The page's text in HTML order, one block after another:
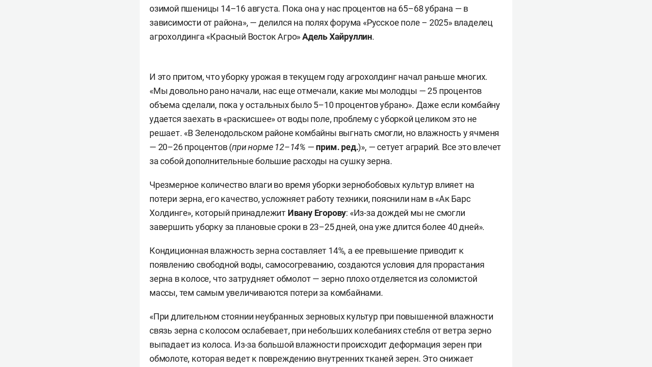
озимой пшеницы 14–16 августа. Пока она у нас процентов на 65–68 убрана — в
зависимости от района», — делился на полях форума «Русское поле – 2025» владелец
агрохолдинга «Красный Восток Агро»Адель Хайруллин.
И это притом, что уборку урожая в текущем году агрохолдинг начал раньше многих.
«Мы довольно рано начали, нас еще отмечали, какие мы молодцы — 25 процентов
объема сделали, пока у остальных было 5–10 процентов убрано». Даже если комбайну
удается заехать в «раскисшее» от воды поле, проблему с уборкой целиком это не
решает. «В Зеленодольском районе комбайны выгнать смогли, но влажность у ячменя
— 20–26 процентов (при норме 12–14% — прим. ред.)», — сетует аграрий. Все это влечет
за собой дополнительные большие расходы на сушку зерна.
Чрезмерное количество влаги во время уборки зернобобовых культур влияет на
потери зерна, его качество, усложняет работу техники, пояснили нам в «Ак Барс
Холдинге», который принадлежит Ивану Егорову: «Из-за дождей мы не смогли
завершить уборку за плановые сроки в 23–25 дней, она уже длится более 40 дней».
Кондиционная влажность зерна составляет 14%, а ее превышение приводит к
появлению свободной воды, самосогреванию, создаются условия для прорастания
зерна в колосе, что затрудняет обмолот — зерно плохо отделяется из соломистой
массы, тем самым увеличиваются потери за комбайнами.
«При длительном стоянии неубранных зерновых культур при повышенной влажности
связь зерна с колосом ослабевает, при небольших колебаниях стебля от ветра зерно
выпадает из колоса. Из-за большой влажности происходит деформация зерен при
обмолоте, которая ведет к повреждению внутренних тканей зерен. Это снижает